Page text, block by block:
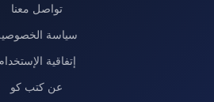
تواصل معنا
سياسة
إتفاقية
عن كتب كو